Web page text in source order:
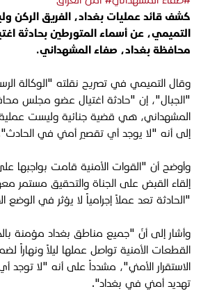
كشف قائد عمليات بغداد، الفريق الركن
التميمي، عن أسماء المتورطين بحادثة
محافظة بغداد، صفاء المشهداني.
وقال التميمي في تصريح نقلته "الوكالة
"الجبال"، إن "حادثة اغتيال عضو مجلس
المشهداني، هي قضية جنائية وليست عملية
إلى أنه "لا يوجد أي تقصير أمني في
وأوضح أن "القوات الأمنية قامت بواجبها
إلقاء القبض على الجناة والتحقيق مستمر
"الحادثة تعد عملاً إجرامياً لا يؤثر في الوضع
وأشار إلى أنّ "جميع مناطق بغداد مؤمنة
القطعات الأمنية تواصل عملها ليلاً ونهاراً
الاستقرار الأمني"، مشدداً على أنه "لا
تهديد أمني في بغداد".